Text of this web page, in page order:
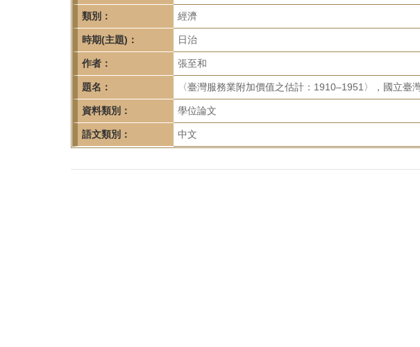
所-
首
頁
類別： 經濟
時期(主題)： 日治
作者： 張至和
題名： 〈臺灣服務業附加價值之估計：1910–1951〉，國立臺
資料類別： 學位論文
語文類別： 中文